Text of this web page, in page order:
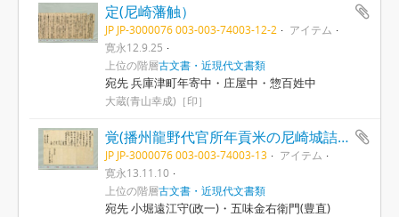
定(尼崎藩触）
JP JP-3000076 003-003-74003-12-2
アイテム
寛永12.9.25
上位の階層古文書・近現代文書類
宛先 兵庫津町年寄中・庄屋中・惣百姓中
大蔵(青山幸成)［印］
覚(播州龍野代官所年貢米の尼崎城詰につき)
JP JP-3000076 003-003-74003-13
アイテム
寛永13.11.10
上位の階層古文書・近現代文書類
宛先 小堀遠江守(政一)・五味金右衛門(豊直)